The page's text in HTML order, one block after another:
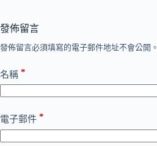
發佈留言
發佈留言必須填寫的電子郵件地址不會公開。
名稱 *
電子郵件 *